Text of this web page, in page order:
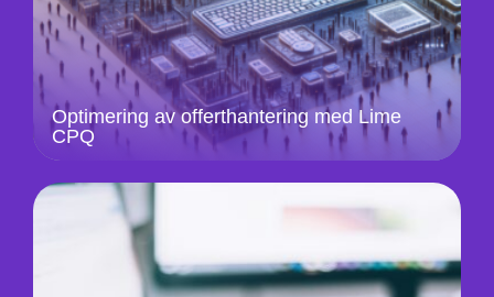
Optimering av offerthantering med Lime
CPQ